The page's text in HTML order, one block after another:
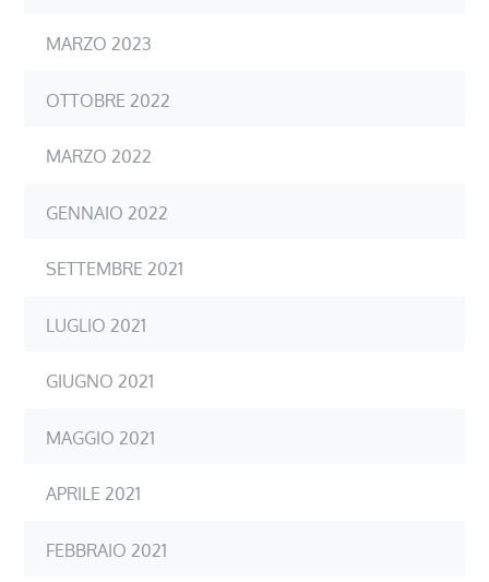
MARZO 2023
OTTOBRE 2022
MARZO 2022
GENNAIO 2022
SETTEMBRE 2021
LUGLIO 2021
GIUGNO 2021
MAGGIO 2021
APRILE 2021
FEBBRAIO 2021